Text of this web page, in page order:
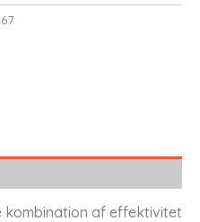
kombination af effektivitet